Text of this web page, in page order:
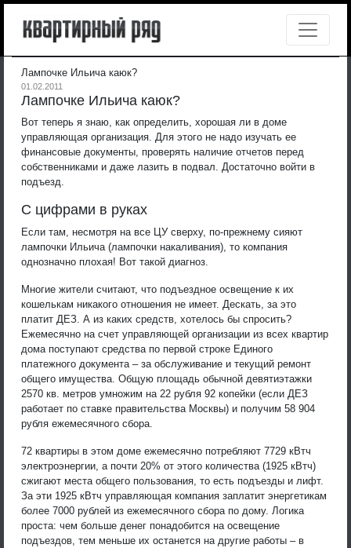
Лампочке Ильича каюк?
01.02.2011
Лампочке Ильича каюк?
Вот теперь я знаю, как определить, хорошая ли в доме
управляющая организация. Для этого не надо изучать ее
финансовые документы, проверять наличие отчетов перед
собственниками и даже лазить в подвал. Достаточно войти в
подъезд.
С цифрами в руках
Если там, несмотря на все ЦУ сверху, по-прежнему сияют
лампочки Ильича (лампочки накаливания), то компания
однозначно плохая! Вот такой диагноз.
Многие жители считают, что подъездное освещение к их
кошелькам никакого отношения не имеет. Дескать, за это
платит ДЕЗ. А из каких средств, хотелось бы спросить?
Ежемесячно на счет управляющей организации из всех квартир
дома поступают средства по первой строке Единого
платежного документа – за обслуживание и текущий ремонт
общего имущества. Общую площадь обычной девятиэтажки
2570 кв. метров умножим на 22 рубля 92 копейки (если ДЕЗ
работает по ставке правительства Москвы) и получим 58 904
рубля ежемесячного сбора.
72 квартиры в этом доме ежемесячно потребляют 7729 кВтч
электроэнергии, а почти 20% от этого количества (1925 кВтч)
сжигают места общего пользования, то есть подъезды и лифт.
За эти 1925 кВтч управляющая компания заплатит энергетикам
более 7000 рублей из ежемесячного сбора по дому. Логика
проста: чем больше денег понадобится на освещение
подъездов, тем меньше их останется на другие работы – в